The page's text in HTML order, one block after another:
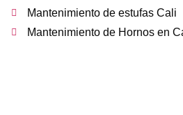
Mantenimiento de estufas Cali
Mantenimiento de Hornos en